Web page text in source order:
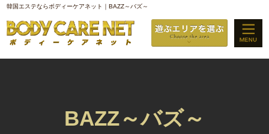
韓国エステならボディーケアネット｜BAZZ～バズ～
BAZZ～バズ～